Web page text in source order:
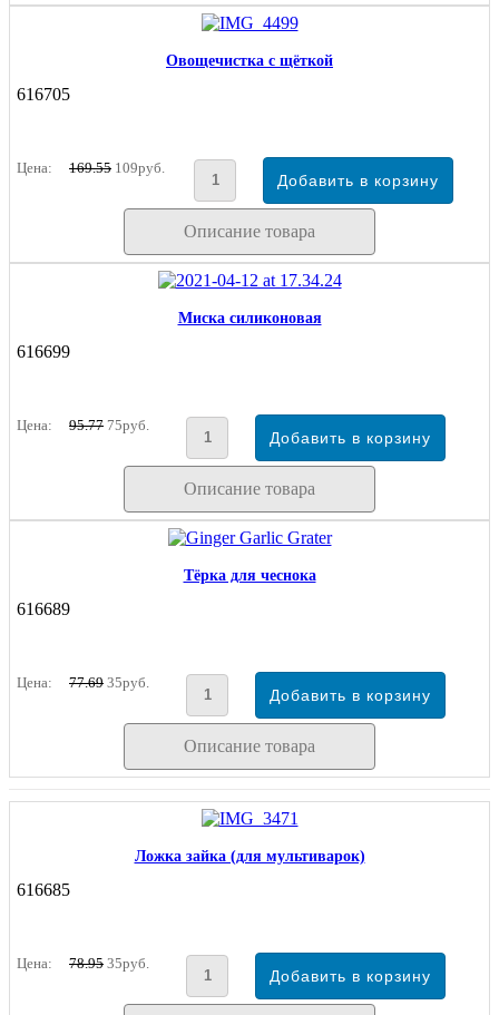
Овощечистка с щёткой
616705
Цена: 169.55 109руб.
Описание товара
Миска силиконовая
616699
Цена: 95.77 75руб.
Описание товара
Тёрка для чеснока
616689
Цена: 77.69 35руб.
Описание товара
Ложка зайка (для мультиварок)
616685
Цена: 78.95 35руб.